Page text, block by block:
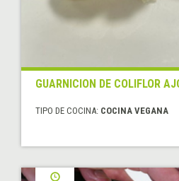
GUARNICION DE COLIFLOR
TIPO DE COCINA: COCINA VEGANA